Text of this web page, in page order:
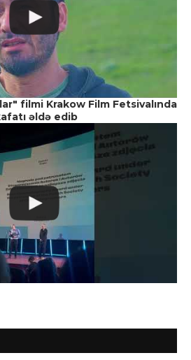
filmi Krakow Film Fetsivalında
əldə edib